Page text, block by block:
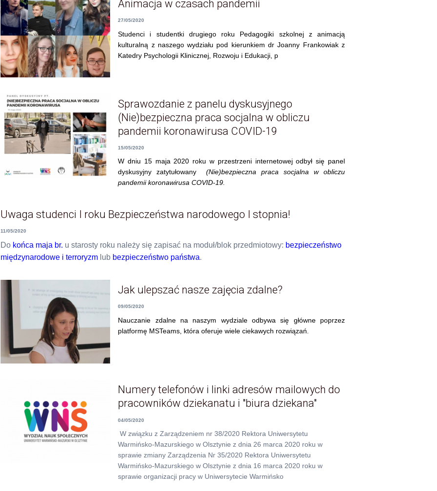
Animacja w czasach pandemii
27/05/2020
Studenci i studentki drugiego roku Pedagogiki szkolnej z animacją
kulturalną z naszego wydziału pod kierunkiemdr Joanny Frankowiakz
Katedry Psychologii Klinicznej, Rozwoju i Edukacji, p
Sprawozdanie z panelu dyskusyjnego
(Nie)bezpieczna praca socjalna w obliczu
pandemii koronawirusa COVID-19
15/05/2020
W dniu 15 maja 2020 roku w przestrzeni internetowej odbył się panel
dyskusyjny zatytułowany(Nie)bezpieczna praca socjalna w obliczu
pandemii koronawirusa COVID-19.
Uwaga studenci I roku Bezpieczeństwa narodowego I stopnia!
11/05/2020
Do końca maja br. u starosty roku należy się zapisać na moduł/blok przedmiotowy: bezpieczeństwo
międzynarodowe i terroryzm lub bezpieczeństwo państwa.
Jak ulepszać nasze zajęcia zdalne?
09/05/2020
Nauczanie zdalne na naszym wydziale odbywa się główne poprzez
platformę MSTeams, która oferuje wiele ciekawych rozwiązań.
Numery telefonów i linki adresów mailowych do
pracowników dziekanatu i "biura dziekana"
04/05/2020
W związku z Zarządzeniem nr 38/2020 Rektora Uniwersytetu
Warmińsko-Mazurskiego w Olsztynie z dnia 26 marca 2020 roku w
sprawie zmiany Zarządzenia Nr 35/2020 Rektora Uniwersytetu
Warmińsko-Mazurskiego w Olsztynie z dnia 16 marca 2020 roku w
sprawie organizacji pracy w Uniwersytecie Warmińsko